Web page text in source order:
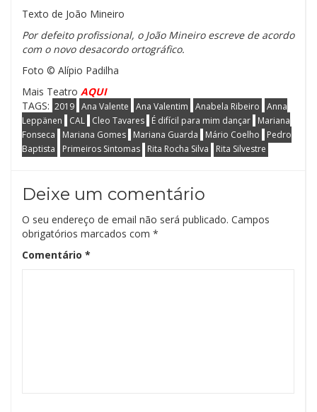
Texto de João Mineiro
Por defeito profissional, o João Mineiro escreve de acordo
com o novo desacordo ortográfico.
Foto © Alípio Padilha
Mais Teatro AQUI
TAGS: 2019 Ana Valente Ana Valentim Anabela Ribeiro
Anna
Leppänen
CAL Cleo Tavares É difícil para mim dançar
Mariana
Fonseca
Mariana Gomes Mariana Guarda Mário Coelho
Pedro
Baptista
Primeiros Sintomas Rita Rocha Silva Rita Silvestre
Deixe um comentário
O seu endereço de email não será publicado. Campos
obrigatórios marcados com *
Comentário *